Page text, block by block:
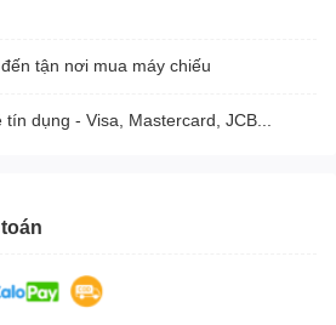
tận nơi mua máy chiếu
dụng - Visa, Mastercard, JCB...